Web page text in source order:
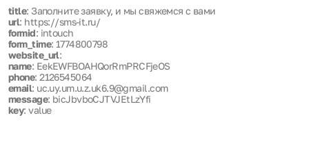
title: Заполните заявку, и мы свяжемся с вами
url: https://sms-it.ru/
formid: intouch
form_time: 1774800798
website_url:
name: EekEWFBOAHQorRmPRCFjeOS
phone: 2126545064
email: uc.uy.um.u.z.uk6.9@gmail.com
message: bicJbvboCJTVJEtLzYfi
key: value